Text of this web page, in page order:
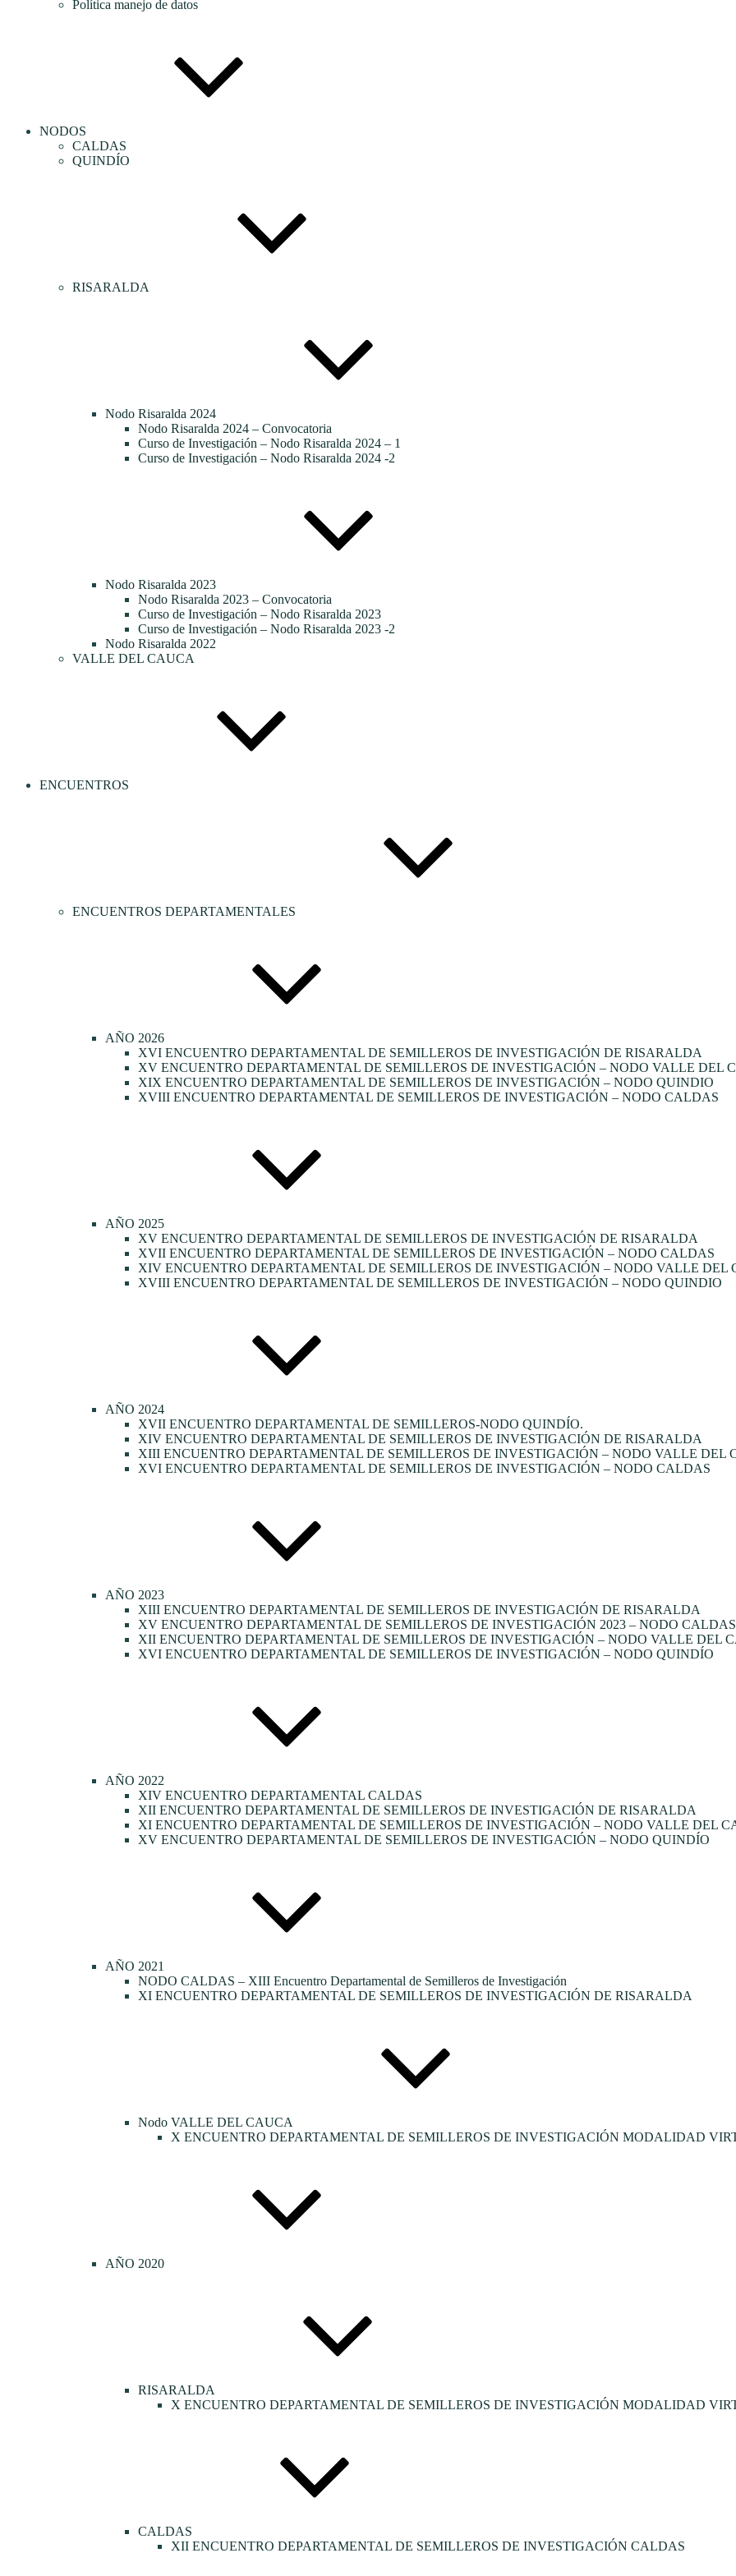
Política manejo de datos
NODOS
CALDAS
QUINDÍO
RISARALDA
Nodo Risaralda 2024
Nodo Risaralda 2024 – Convocatoria
Curso de Investigación – Nodo Risaralda 2024 – 1
Curso de Investigación – Nodo Risaralda 2024 -2
Nodo Risaralda 2023
Nodo Risaralda 2023 – Convocatoria
Curso de Investigación – Nodo Risaralda 2023
Curso de Investigación – Nodo Risaralda 2023 -2
Nodo Risaralda 2022
VALLE DEL CAUCA
ENCUENTROS
ENCUENTROS DEPARTAMENTALES
AÑO 2026
XVI ENCUENTRO DEPARTAMENTAL DE SEMILLEROS DE INVESTIGACIÓN DE RISARALDA
XV ENCUENTRO DEPARTAMENTAL DE SEMILLEROS DE INVESTIGACIÓN – NODO VALLE DEL
XIX ENCUENTRO DEPARTAMENTAL DE SEMILLEROS DE INVESTIGACIÓN – NODO QUINDIO
XVIII ENCUENTRO DEPARTAMENTAL DE SEMILLEROS DE INVESTIGACIÓN – NODO CALDAS
AÑO 2025
XV ENCUENTRO DEPARTAMENTAL DE SEMILLEROS DE INVESTIGACIÓN DE RISARALDA
XVII ENCUENTRO DEPARTAMENTAL DE SEMILLEROS DE INVESTIGACIÓN – NODO CALDAS
XIV ENCUENTRO DEPARTAMENTAL DE SEMILLEROS DE INVESTIGACIÓN – NODO VALLE DEL
XVIII ENCUENTRO DEPARTAMENTAL DE SEMILLEROS DE INVESTIGACIÓN – NODO QUINDIO
AÑO 2024
XVII ENCUENTRO DEPARTAMENTAL DE SEMILLEROS-NODO QUINDÍO.
XIV ENCUENTRO DEPARTAMENTAL DE SEMILLEROS DE INVESTIGACIÓN DE RISARALDA
XIII ENCUENTRO DEPARTAMENTAL DE SEMILLEROS DE INVESTIGACIÓN – NODO VALLE DEL
XVI ENCUENTRO DEPARTAMENTAL DE SEMILLEROS DE INVESTIGACIÓN – NODO CALDAS
AÑO 2023
XIII ENCUENTRO DEPARTAMENTAL DE SEMILLEROS DE INVESTIGACIÓN DE RISARALDA
XV ENCUENTRO DEPARTAMENTAL DE SEMILLEROS DE INVESTIGACIÓN 2023 – NODO CALDAS
XII ENCUENTRO DEPARTAMENTAL DE SEMILLEROS DE INVESTIGACIÓN – NODO VALLE DEL
XVI ENCUENTRO DEPARTAMENTAL DE SEMILLEROS DE INVESTIGACIÓN – NODO QUINDÍO
AÑO 2022
XIV ENCUENTRO DEPARTAMENTAL CALDAS
XII ENCUENTRO DEPARTAMENTAL DE SEMILLEROS DE INVESTIGACIÓN DE RISARALDA
XI ENCUENTRO DEPARTAMENTAL DE SEMILLEROS DE INVESTIGACIÓN – NODO VALLE DEL
XV ENCUENTRO DEPARTAMENTAL DE SEMILLEROS DE INVESTIGACIÓN – NODO QUINDÍO
AÑO 2021
NODO CALDAS – XIII Encuentro Departamental de Semilleros de Investigación
XI ENCUENTRO DEPARTAMENTAL DE SEMILLEROS DE INVESTIGACIÓN DE RISARALDA
Nodo VALLE DEL CAUCA
X ENCUENTRO DEPARTAMENTAL DE SEMILLEROS DE INVESTIGACIÓN MODALIDAD
AÑO 2020
RISARALDA
X ENCUENTRO DEPARTAMENTAL DE SEMILLEROS DE INVESTIGACIÓN MODALIDAD
CALDAS
XII ENCUENTRO DEPARTAMENTAL DE SEMILLEROS DE INVESTIGACIÓN CALDAS